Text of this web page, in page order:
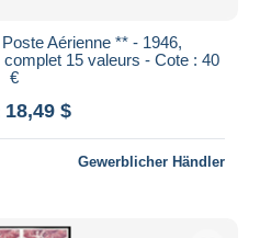
Aérienne ** - 1946,
15 valeurs - Cote : 40
€
18,49 $
Gewerblicher Händler